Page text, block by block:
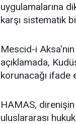
uygulamalarına
karşı sistematik
Mescid-i
açıklamada,
korunacağı ifade
HAMAS,
uluslararası